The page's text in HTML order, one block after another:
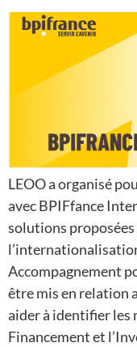
LEOO a organisé
avec BPIFfance
solutions
Accompagnement
être mis en relation
aider à identifier les
Financement et